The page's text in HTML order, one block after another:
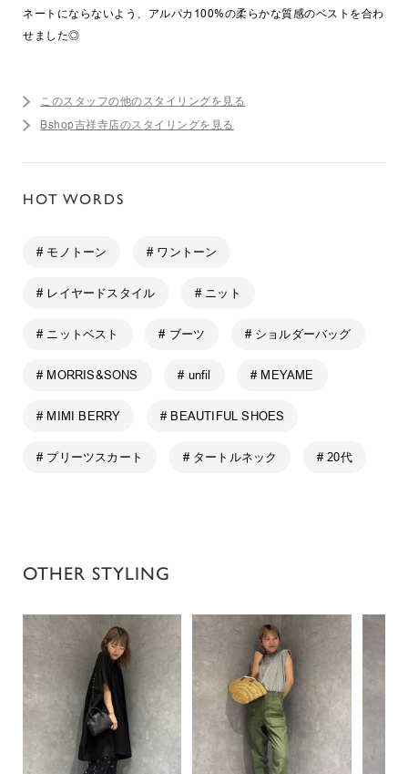
ネートにならないよう、アルパカ100%の柔らかな質感のベストを合わ
せました◎
このスタッフの他のスタイリングを見る
Bshop吉祥寺店のスタイリングを見る
HOT WORDS
# モノトーン # ワントーン
# レイヤードスタイル # ニット
# ニットベスト # ブーツ # ショルダーバッグ
# MORRIS&SONS # unfil # MEYAME
# MIMI BERRY # BEAUTIFUL SHOES
# プリーツスカート # タートルネック # 20代
OTHER STYLING